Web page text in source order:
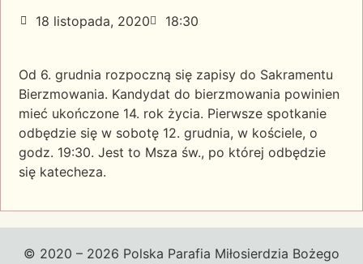
18 listopada, 2020 18:30
Od 6. grudnia rozpoczną się zapisy do Sakramentu
Bierzmowania. Kandydat do bierzmowania powinien
mieć ukończone 14. rok życia. Pierwsze spotkanie
odbędzie się w sobotę 12. grudnia, w kościele, o
godz. 19:30. Jest to Msza św., po której odbędzie
się katecheza.
© 2020 – 2026 Polska Parafia Miłosierdzia Bożego